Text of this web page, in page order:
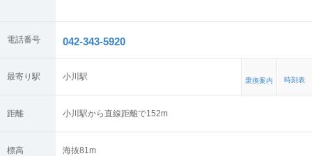
電話番号 042-343-5920
最寄り駅 小川駅 乗換案内 時刻表
距離 小川駅から直線距離で152m
標高 海抜81m